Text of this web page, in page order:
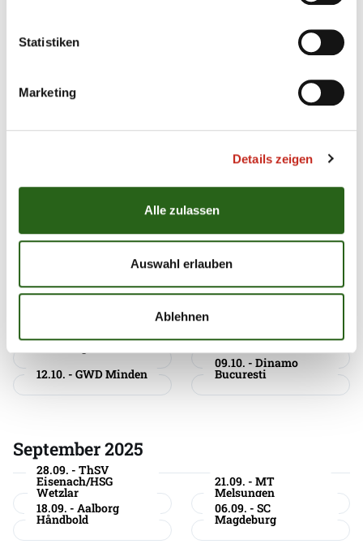
Statistiken
Marketing
Details zeigen
Alle zulassen
Auswahl erlauben
Ablehnen
27.12. - FRISCH AUF! 14.12. - HSG Wetzlar/
November 2025
27.11. - One
Oktober 2025
26.10. - HSV 16.10. - Kolstad
12.10. - GWD Minden
09.10. - Dinamo
Bucuresti
September 2025
28.09. - ThSV
Eisenach/HSG
Wetzlar
21.09. - MT
Melsungen
18.09. - Aalborg
Håndbold
06.09. - SC
Magdeburg